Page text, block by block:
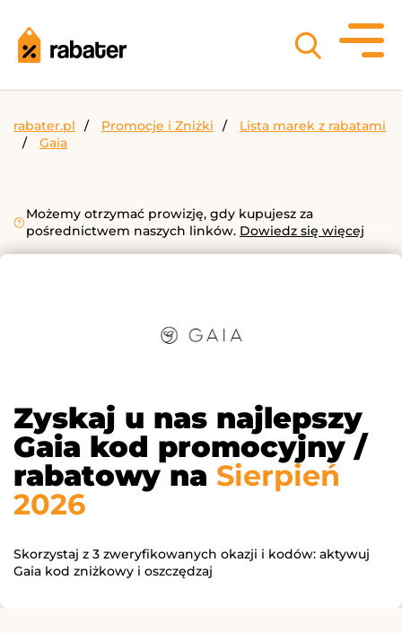
rabater.pl Promocje i Zniżki
Lista marek z rabatami
Gaia
Możemy otrzymać prowizję, gdy kupujesz za
pośrednictwem naszych linków. Dowiedz się więcej
Zyskaj u nas najlepszy
Gaia kod promocyjny /
rabatowy na Sierpień
2026
Skorzystaj z 3 zweryfikowanych okazji i kodów: aktywuj
Gaia kod zniżkowy i oszczędzaj